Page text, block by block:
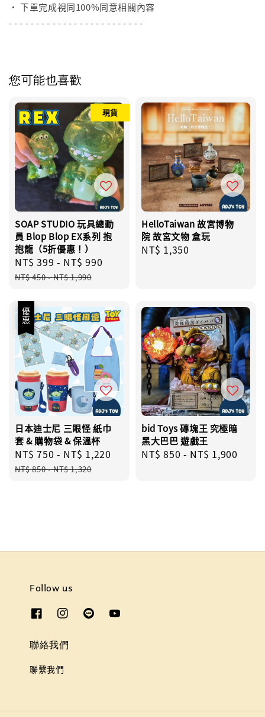
• 下單完成視同100%同意相關內容
- - - - - - - - - - - - - - - - - - - - - - - - -
您可能也喜歡
現貨
SOAP STUDIO 玩具總動
員 Blop Blop EX系列 抱
抱龍（5折優惠！）
Sale
price
NT$ 399 - NT$ 990
NT$ 450-NT$ 1,990
HelloTaiwan 故宮博物
院 故宮文物 盒玩
Regular
NT$ 1,350
優惠
日本迪士尼 三眼怪 紙巾
套 & 購物袋 & 保溫杯
Sale
price
NT$ 750 - NT$ 1,220
Regular
NT$ 850-NT$ 1,320
bid Toys 磚塊王 究極暗
黑大巴巴 遊戲王
Regular
NT$ 850 - NT$ 1,900
Follow us
聯絡我們
聯繫我們